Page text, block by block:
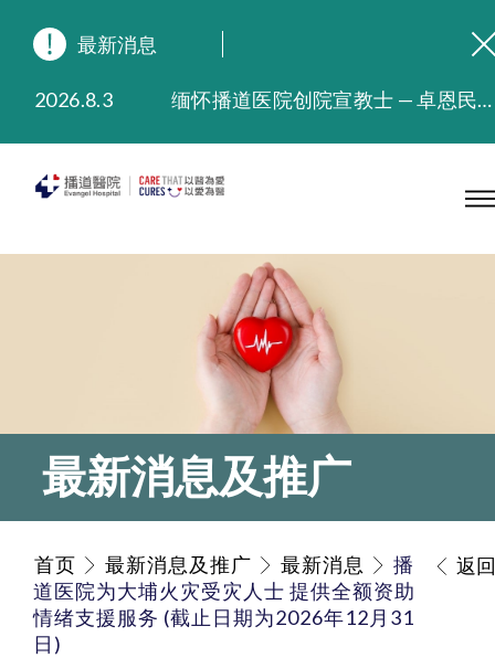
最新消息
2026.8.3
缅怀播道医院创院宣教士 — 卓恩民医生香港追思会
2025.9.23
本院在暴雨或台风警告信号 (包括黑色暴雨及8号或以上热带气旋警告信号) 下，仍会维持有限度服务。如有查询，可致电2711 5222。
2025.7.21
播道医院手机App已推出查阅病歷记录及求诊资料功能，请即下载
最新消息及推广
首页 最新消息及推广 最新消息
播
道医院为大埔火灾受灾人士 提供全额资助
情绪支援服务 (截止日期为2026年12月31
日)
返回